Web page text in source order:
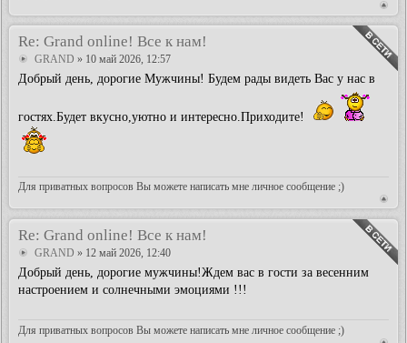
Re: Grand online! Все к нам!
GRAND » 10 май 2026, 12:57
Добрый день, дорогие Мужчины! Будем рады видеть Вас у нас в
гостях.Будет вкусно,уютно и интересно.Приходите!
Для приватных вопросов Вы можете написать мне личное сообщение ;)
Re: Grand online! Все к нам!
GRAND » 12 май 2026, 12:40
Добрый день, дорогие мужчины!Ждем вас в гости за весенним
настроением и солнечными эмоциями !!!
Для приватных вопросов Вы можете написать мне личное сообщение ;)